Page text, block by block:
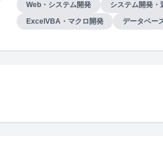
Web・システム開発 システム開発・
ExcelVBA・マクロ開発
データベー